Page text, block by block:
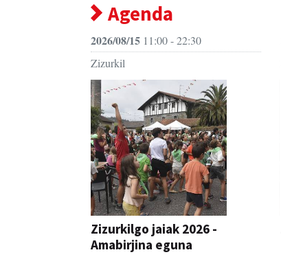
Agenda
2026/08/15 11:00 - 22:30
Zizurkil
Zizurkilgo jaiak 2026 -
Amabirjina eguna